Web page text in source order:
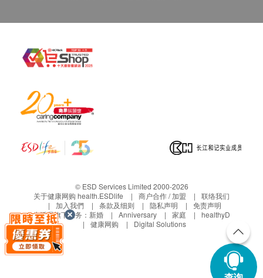
© ESD Services Limited 2000-2026
关于健康网购 health.ESDlife
商户合作 / 加盟
联络我们
加入我們
条款及细则 隐私声明
免责声明
生活易旗下业务： 新婚 Anniversary 家庭
healthyD
健康网购
Digital Solutions